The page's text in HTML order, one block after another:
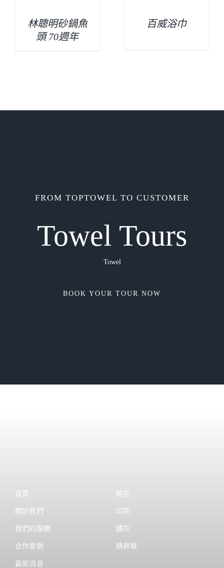
林聰明砂鍋魚
頭 70週年
百威浴巾
FROM TOPTOWEL TO CUSTOMER
Towel Tours
Towel
BOOK YOUR TOUR NOW
首頁
關於我們
我們的服務
合作案例
最新消息
緹花
印花
繡花
熱昇華